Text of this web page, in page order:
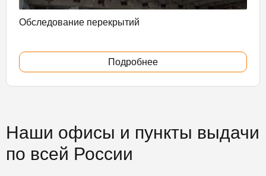
Обследование перекрытий
Подробнее
Наши офисы и пункты выдачи
по всей России